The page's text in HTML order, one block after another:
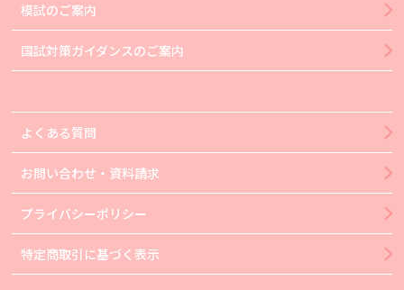
模試のご案内
国試対策ガイダンスのご案内
よくある質問
お問い合わせ・資料請求
プライバシーポリシー
特定商取引に基づく表示